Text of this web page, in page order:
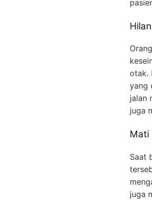
otak.
yang
jalan
juga
Mati
Saat
juga